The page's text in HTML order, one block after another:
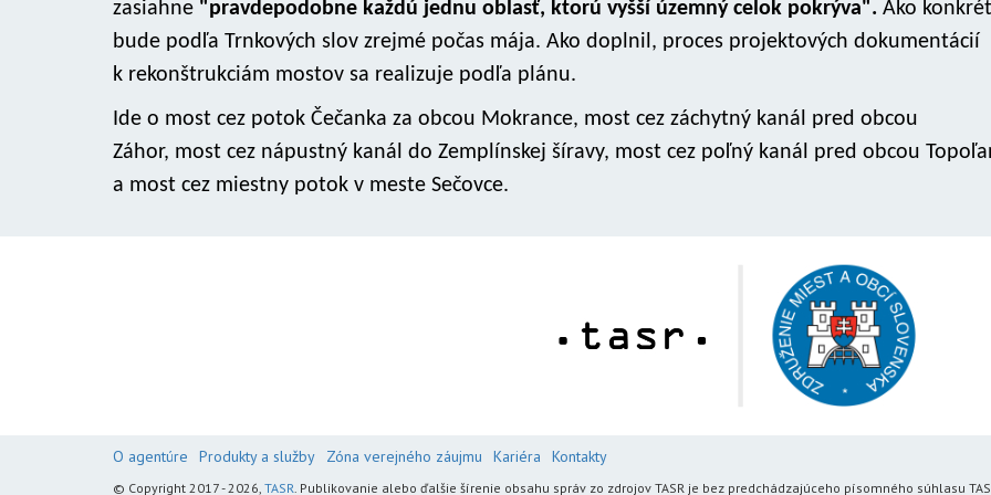
zasiahne "pravdepodobne každú jednu oblasť, ktorú vyšší územný celok pokrýva". Ako
bude podľa Trnkových slov zrejmé počas mája. Ako doplnil, proces projektových dokumentácií
k rekonštrukciám mostov sa realizuje podľa plánu.
Ide o most cez potok Čečanka za obcou Mokrance, most cez záchytný kanál pred obcou
Záhor, most cez nápustný kanál do Zemplínskej šíravy, most cez poľný kanál pred obcou
a most cez miestny potok v meste Sečovce.
O agentúre Produkty a služby Zóna verejného záujmu Kariéra Kontakty
© Copyright 2017 - 2026, TASR. Publikovanie alebo ďalšie šírenie obsahu správ zo zdrojov TASR je bez predchádzajúceho písomného súhlasu